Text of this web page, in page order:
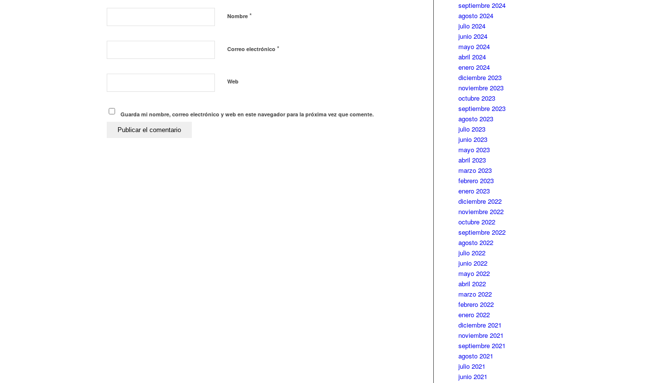
Nombre *
Correo electrónico *
Web
Guarda mi nombre, correo electrónico y web en este navegador para la próxima vez que comente.
septiembre 2024
agosto 2024
julio 2024
junio 2024
mayo 2024
abril 2024
enero 2024
diciembre 2023
noviembre 2023
octubre 2023
septiembre 2023
agosto 2023
julio 2023
junio 2023
mayo 2023
abril 2023
marzo 2023
febrero 2023
enero 2023
diciembre 2022
noviembre 2022
octubre 2022
septiembre 2022
agosto 2022
julio 2022
junio 2022
mayo 2022
abril 2022
marzo 2022
febrero 2022
enero 2022
diciembre 2021
noviembre 2021
septiembre 2021
agosto 2021
julio 2021
junio 2021